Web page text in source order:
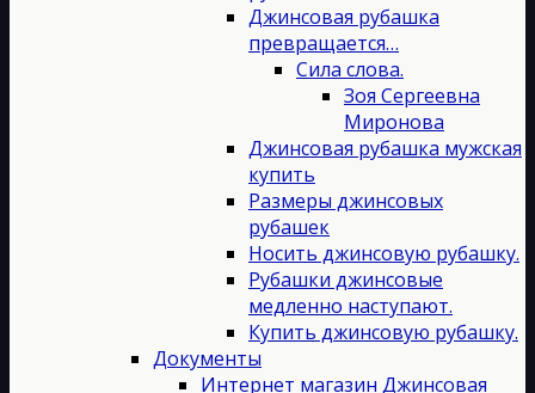
Джинсовая рубашка
превращается…
Сила слова.
Зоя Сергеевна
Миронова
Джинсовая рубашка мужская
купить
Размеры джинсовых
рубашек
Носить джинсовую рубашку.
Рубашки джинсовые
медленно наступают.
Купить джинсовую рубашку.
Документы
Интернет магазин Джинсовая